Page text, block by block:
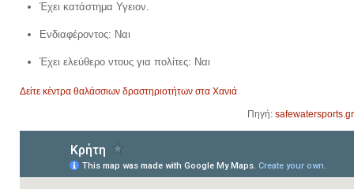
Έχει κατάστημα Υγειον.
Ενδιαφέροντος: Ναι
Έχει ελεύθερο ντους για πολίτες: Ναι
Δείτε κέντρα θαλάσσιων δραστηριοτήτων στα Χανιά
Πηγή: safewatersports.gr